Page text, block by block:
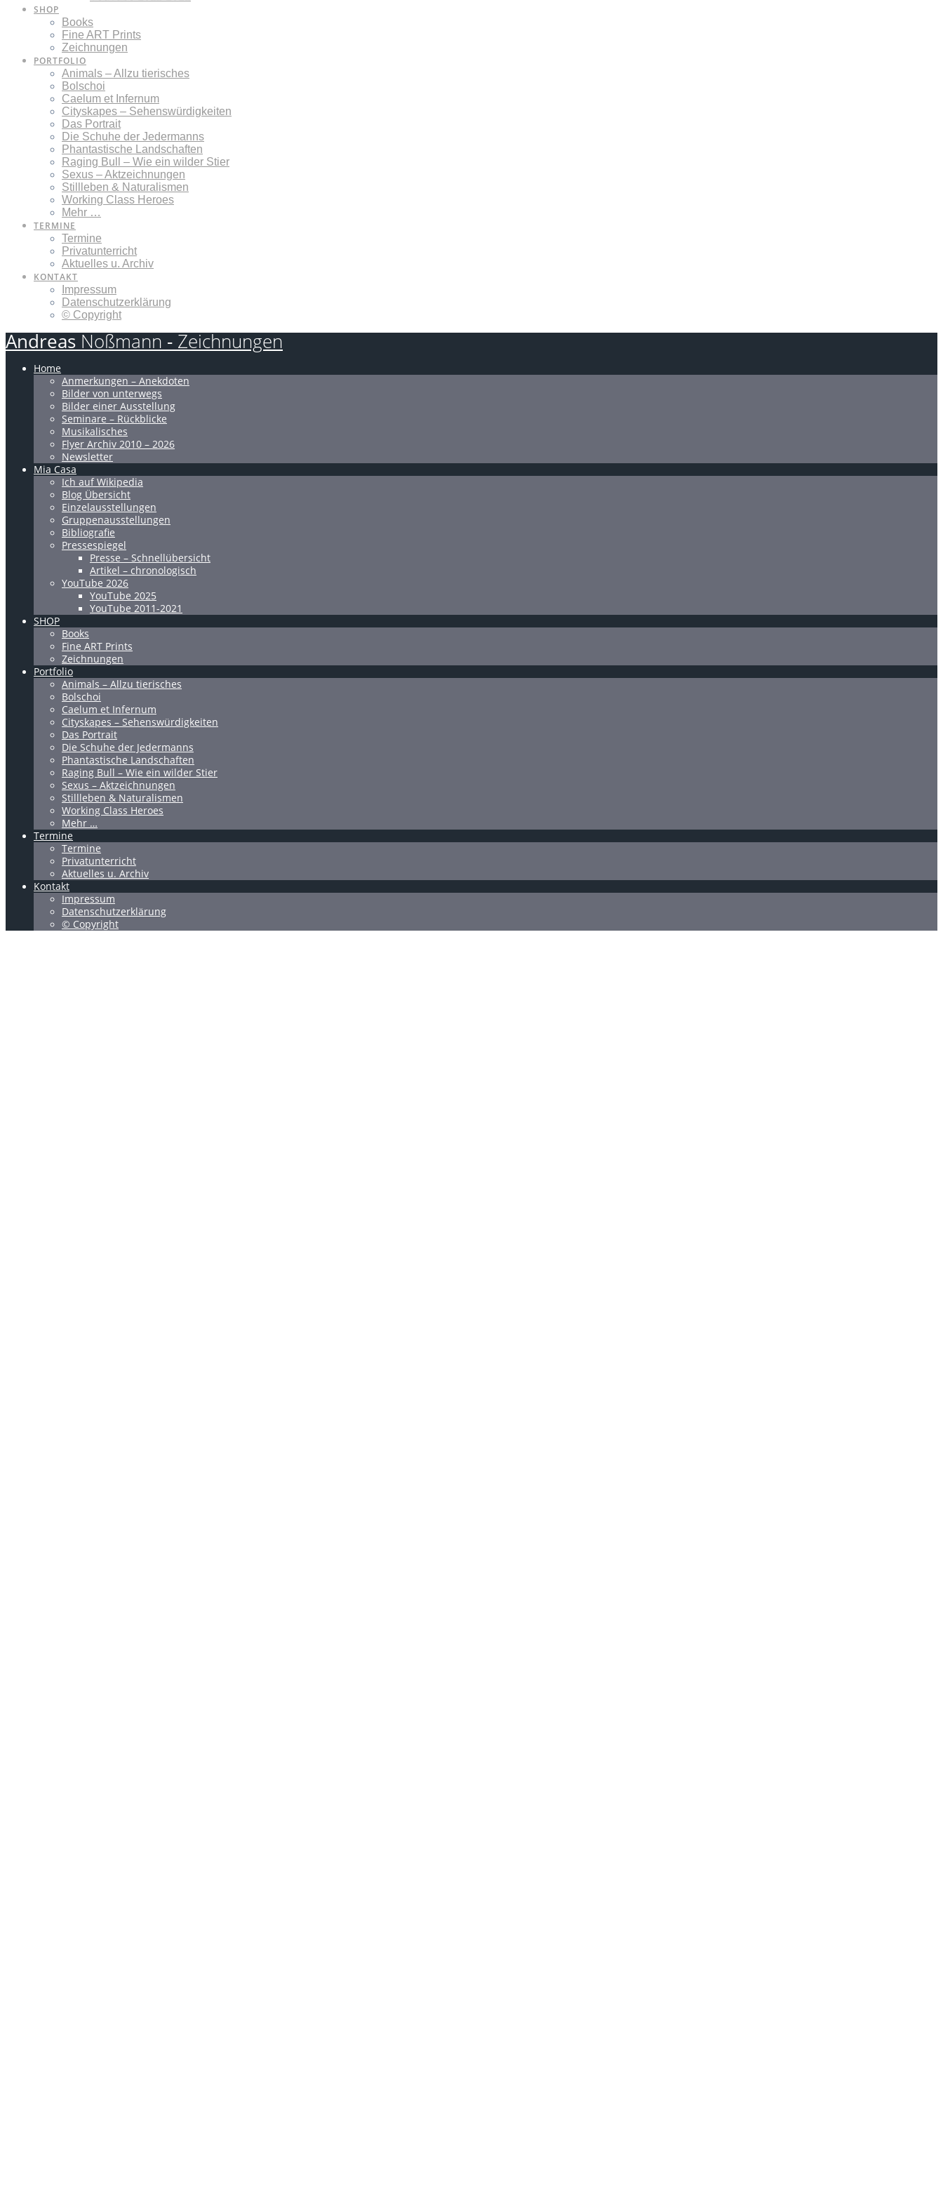
SHOP
Books
Fine ART Prints
Zeichnungen
PORTFOLIO
Animals – Allzu tierisches
Bolschoi
Caelum et Infernum
Cityskapes – Sehenswürdigkeiten
Das Portrait
Die Schuhe der Jedermanns
Phantastische Landschaften
Raging Bull – Wie ein wilder Stier
Sexus – Aktzeichnungen
Stillleben & Naturalismen
Working Class Heroes
Mehr …
TERMINE
Termine
Privatunterricht
Aktuelles u. Archiv
KONTAKT
Impressum
Datenschutzerklärung
© Copyright
Andreas Noßmann - Zeichnungen
Home
Anmerkungen – Anekdoten
Bilder von unterwegs
Bilder einer Ausstellung
Seminare – Rückblicke
Musikalisches
Flyer Archiv 2010 – 2026
Newsletter
Mia Casa
Ich auf Wikipedia
Blog Übersicht
Einzelausstellungen
Gruppenausstellungen
Bibliografie
Pressespiegel
Presse – Schnellübersicht
Artikel – chronologisch
YouTube 2026
YouTube 2025
YouTube 2011-2021
SHOP
Books
Fine ART Prints
Zeichnungen
Portfolio
Animals – Allzu tierisches
Bolschoi
Caelum et Infernum
Cityskapes – Sehenswürdigkeiten
Das Portrait
Die Schuhe der Jedermanns
Phantastische Landschaften
Raging Bull – Wie ein wilder Stier
Sexus – Aktzeichnungen
Stillleben & Naturalismen
Working Class Heroes
Mehr …
Termine
Termine
Privatunterricht
Aktuelles u. Archiv
Kontakt
Impressum
Datenschutzerklärung
© Copyright